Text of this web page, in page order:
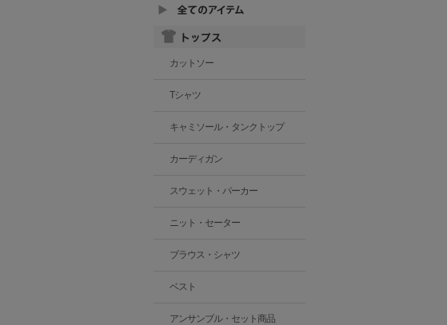
カットソー
Tシャツ
キャミソール・タンクトップ
カーディガン
スウェット・パーカー
ニット・セーター
ブラウス・シャツ
ベスト
アンサンブル・セット商品